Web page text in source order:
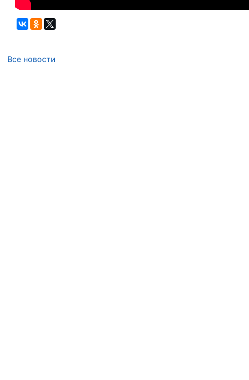
Все новости